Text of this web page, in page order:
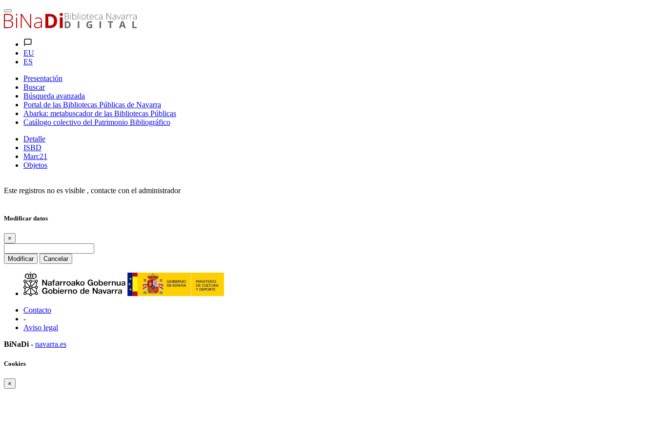
EU
ES
Presentación
Buscar
Búsqueda avanzada
Portal de las Bibliotecas Públicas de Navarra
Abarka: metabuscador de las Bibliotecas Públicas
Catálogo colectivo del Patrimonio Bibliográfico
Detalle
ISBD
Marc21
Objetos
Este registros no es visible , contacte con el administrador
Modificar datos
×
Modificar Cancelar
Contacto
-
Aviso legal
BiNaDi - navarra.es
Cookies
×